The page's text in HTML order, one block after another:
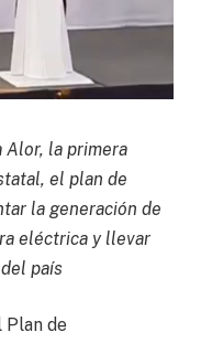
Alor, la primera
el plan de
la generación de
eléctrica y llevar
país
de